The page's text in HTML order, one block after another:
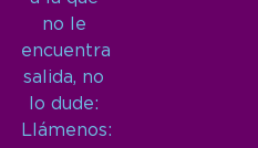
no le
encuentra
salida, no
lo dude:
Llámenos: